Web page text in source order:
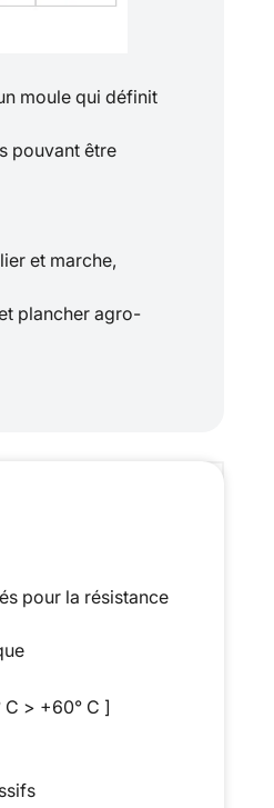
moule qui définit
pouvant être
et marche,
plancher agro-
pour la résistance
> +60° C ]